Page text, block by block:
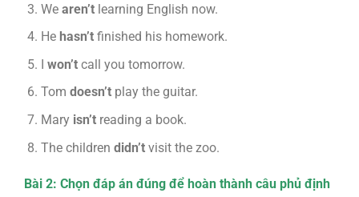
We aren’tlearning English now.
He hasn’tfinished his homework.
I won’tcall you tomorrow.
Tom doesn’tplay the guitar.
Mary isn’treading a book.
The children didn’tvisit the zoo.
Bài 2: Chọn đáp án đúng để hoàn thành câu phủ định